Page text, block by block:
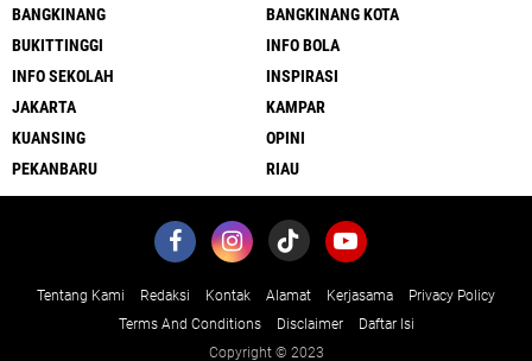
BANGKINANG
BANGKINANG KOTA
BUKITTINGGI
INFO BOLA
INFO SEKOLAH
INSPIRASI
JAKARTA
KAMPAR
KUANSING
OPINI
PEKANBARU
RIAU
Tentang Kami Redaksi Kontak Alamat Kerjasama
Privacy Policy
Terms And Conditions
Disclaimer
Daftar Isi
Copyright © 2023